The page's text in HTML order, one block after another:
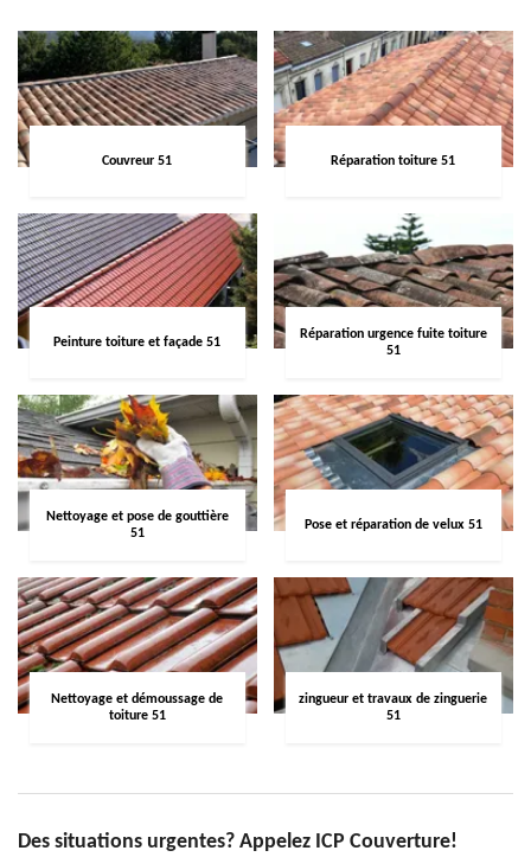
Couvreur 51 Réparation toiture 51
Peinture toiture et façade 51
Réparation urgence fuite toiture
51
Nettoyage et pose de gouttière
51
Pose et réparation de velux 51
Nettoyage et démoussage de
toiture 51
zingueur et travaux de zinguerie
51
Des situations urgentes? Appelez ICP Couverture!